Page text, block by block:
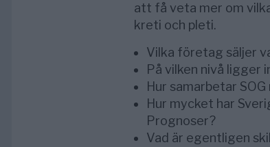
att få veta mer om
kreti och pleti.
Vilka företag säljer
På vilken nivå ligger
Hur samarbetar SOG
Hur mycket har
Prognoser?
Vad är egentligen